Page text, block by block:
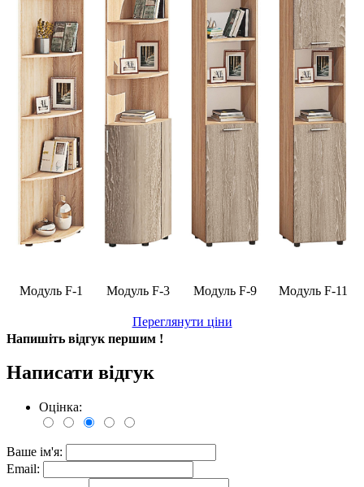
Модуль F-1 Модуль F-3 Модуль F-9 Модуль F-11
Переглянути ціни
Напишіть відгук першим !
Написати відгук
Оцінка:
Ваше ім'я:
Email: